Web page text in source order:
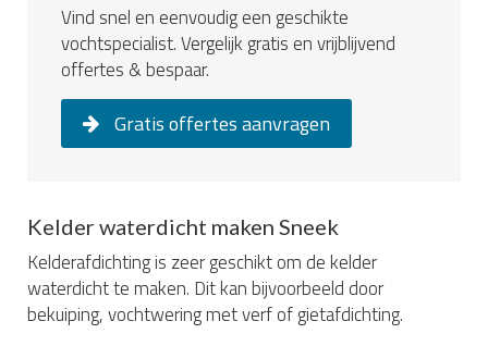
Vind snel en eenvoudig een geschikte
vochtspecialist. Vergelijk gratis en vrijblijvend
offertes & bespaar.
Gratis offertes aanvragen
Kelder waterdicht maken Sneek
Kelderafdichting is zeer geschikt om de kelder
waterdicht te maken. Dit kan bijvoorbeeld door
bekuiping, vochtwering met verf of gietafdichting.